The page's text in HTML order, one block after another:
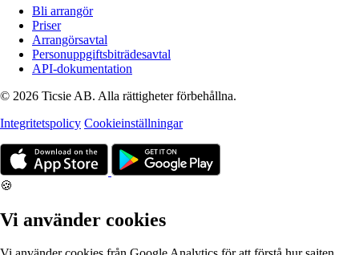
Bli arrangör
Priser
Arrangörsavtal
Personuppgiftsbiträdesavtal
API-dokumentation
© 2026 Ticsie AB. Alla rättigheter förbehållna.
Integritetspolicy Cookieinställningar
🍪
Vi använder cookies